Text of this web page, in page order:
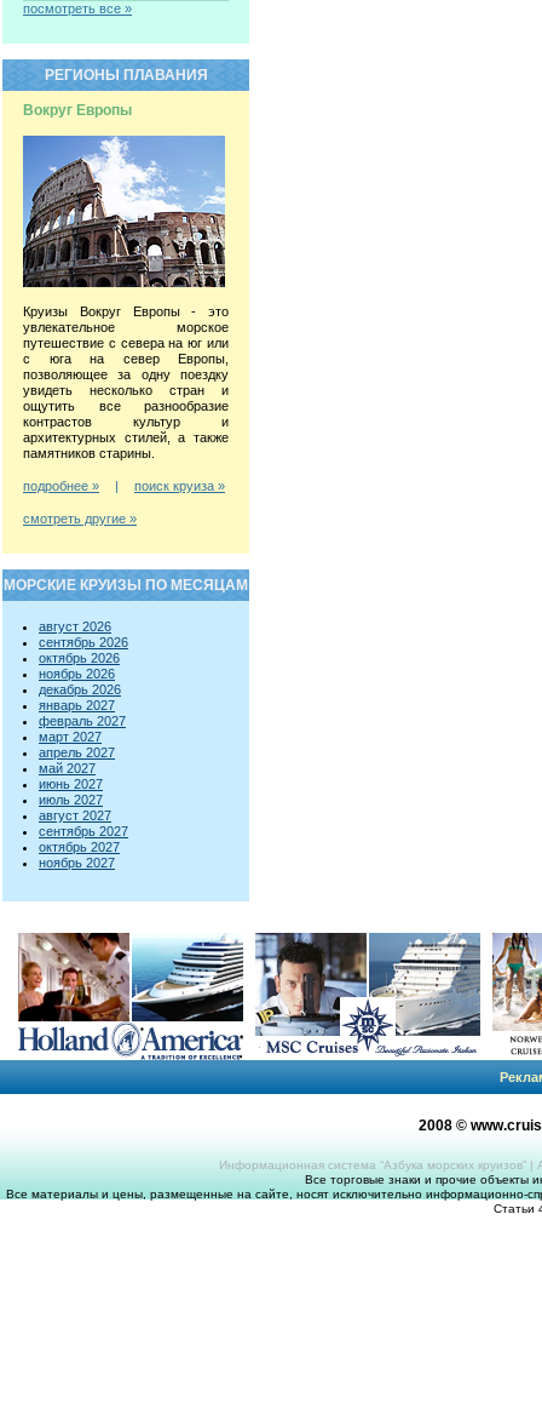
посмотреть все »
РЕГИОНЫ ПЛАВАНИЯ
Вокруг Европы
Круизы Вокруг Европы - это
увлекательное морское
путешествие с севера на юг или
с юга на север Европы,
позволяющее за одну поездку
увидеть несколько стран и
ощутить все разнообразие
контрастов культур и
архитектурных стилей, а также
памятников старины.
подробнее » | поиск круиза »
смотреть другие »
МОРСКИЕ КРУИЗЫ ПО МЕСЯЦАМ
август 2026
сентябрь 2026
октябрь 2026
ноябрь 2026
декабрь 2026
январь 2027
февраль 2027
март 2027
апрель 2027
май 2027
июнь 2027
июль 2027
август 2027
сентябрь 2027
октябрь 2027
ноябрь 2027
2008 ©
Информационная система “Азбука морских круизов” |
Все торговые знаки и прочие объекты
Все материалы и цены, размещенные на сайте, носят исключительно информационно-
Статьи